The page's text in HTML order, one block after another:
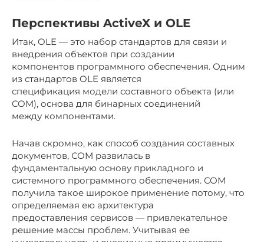
Перспективы ActiveX и OLE
Итак, OLE — это набор стандартов для связи и
внедрения объектов при создании
компонентов программного обеспечения. Одним
из стандартов OLE является
спецификация модели составного объекта (или
COM), основа для бинарных соединений
между компонентами.
Начав скромно, как способ создания составных
документов, СОМ развилась в
фундаментальную основу прикладного и
системного программного обеспечения. СОМ
получила такое широкое применение потому, что
определяемая ею архитектура
предоставления сервисов — привлекательное
решение массы проблем. Учитывая ее